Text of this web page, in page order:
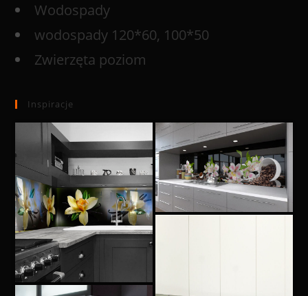
Wodospady
wodospady 120*60, 100*50
Zwierzęta poziom
Inspiracje